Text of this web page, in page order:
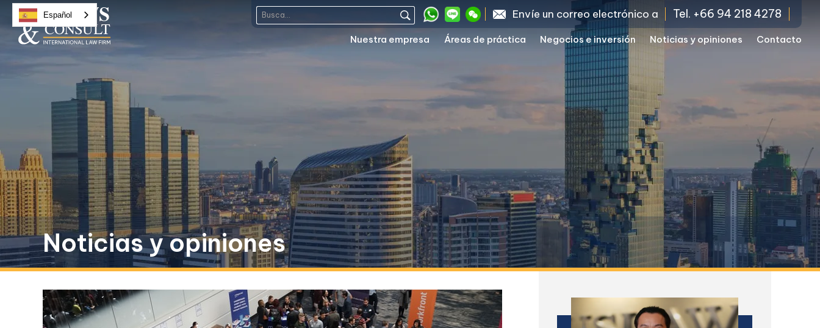
Envíe un correo electrónico a Tel. +66 94 218 4278
Nuestra empresa Áreas de práctica Negocios e inversión Noticias y opiniones Contacto
Noticias y opiniones
Español